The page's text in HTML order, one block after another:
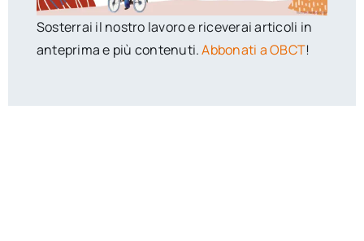
Sosterrai il nostro lavoro e riceverai articoli in
anteprima e più contenuti.Abbonati a OBCT!